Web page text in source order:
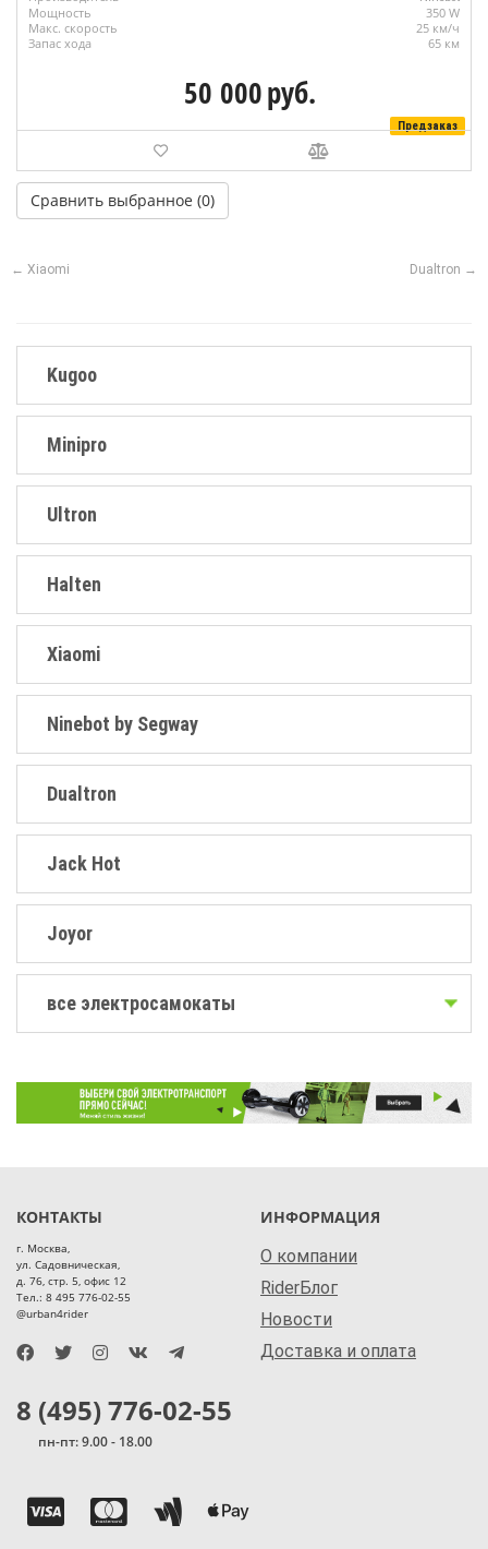
Мощность
350 W
Макс. скорость
25 км/ч
Запас хода
65 км
50 000руб.
Предзаказ
← Xiaomi Dualtron →
Kugoo
Minipro
Ultron
Halten
Xiaomi
Ninebot by Segway
Dualtron
Jack Hot
Joyor
все электросамокаты
КОНТАКТЫ
г. Москва,
ул. Садовническая,
д. 76, стр. 5, офис 12
Тел.: 8 495 776-02-55
@urban4rider
ИНФОРМАЦИЯ
О компании
RiderБлог
Новости
Доставка и оплата
8 (495) 776-02-55
пн-пт: 9.00 - 18.00